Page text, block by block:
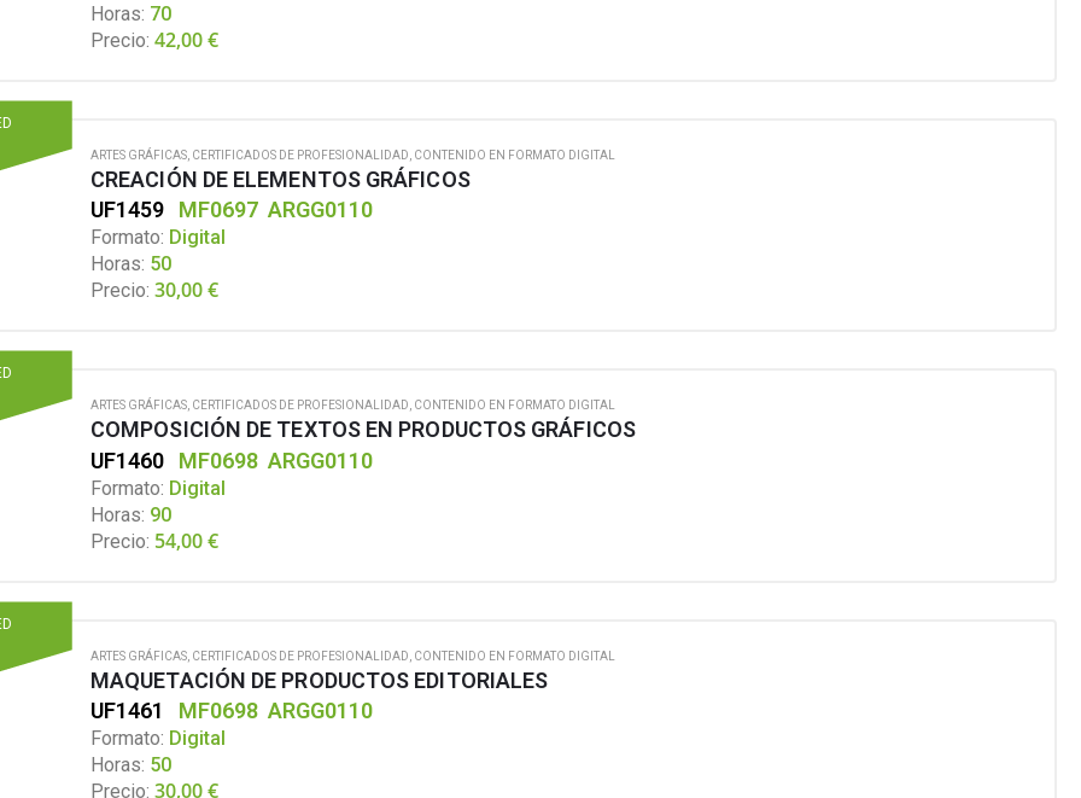
Horas: 70
Precio: 42,00€
ARTES GRÁFICAS CERTIFICADOS DE PROFESIONALIDAD CONTENIDO EN FORMATO DIGITAL
CREACIÓN DE ELEMENTOS GRÁFICOS
UF1459
MF0697 ARGG0110
Formato: Digital
Horas: 50
Precio: 30,00€
ARTES GRÁFICAS, CERTIFICADOS DE PROFESIONALIDAD, CONTENIDO EN FORMATO DIGITAL
COMPOSICIÓN DE TEXTOS EN PRODUCTOS GRÁFICOS
UF1460
MF0698 ARGG0110
Formato: Digital
Horas: 90
Precio: 54,00€
ARTES GRÁFICAS CERTIFICADOS DE PROFESIONALIDAD CONTENIDO EN FORMATO DIGITAL
MAQUETACIÓN DE PRODUCTOS EDITORIALES
UF1461
MF0698 ARGG0110
Formato: Digital
Horas: 50
Precio: 30,00€